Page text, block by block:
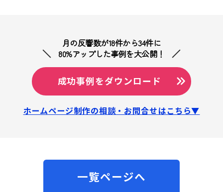
月の反響数が18件から34件に
80%アップした事例を大公開！
成功事例をダウンロード
ホームページ制作の相談・お問合せはこちら▼
一覧ページへ